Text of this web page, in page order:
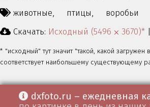
животные,
птицы,
воробьи
Скачать: Исходный (5496 ⨉ 3670)* |
* "исходный" тут значит "такой, какой загружен
соответствует наибольшему существующему
dxfoto.ru – ежедневная